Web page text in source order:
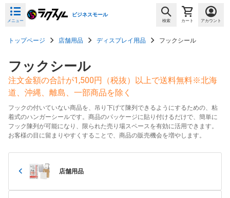
メニュー
ビジネスモール
検索 カート アカウント
トップページ 店舗用品 ディスプレイ用品 フックシール
フックシール
注文金額の合計が1,500円（税抜）以上で送料無料※北海
道、沖縄、離島、一部商品を除く
フックの付いていない商品を、吊り下げて陳列できるようにするための、粘
着式のハンガーシールです。商品のパッケージに貼り付けるだけで、簡単に
フック陳列が可能になり、限られた売り場スペースを有効に活用できます。
お客様の目に留まりやすくすることで、商品の販売機会を増やします。
店舗用品